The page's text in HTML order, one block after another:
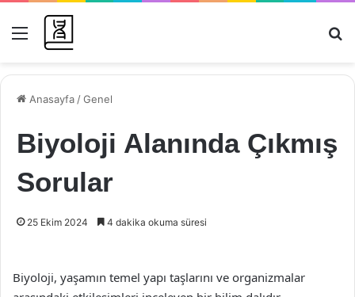
Menü
Anasayfa /Genel
Biyoloji Alanında Çıkmış
Sorular
25 Ekim 2024 4 dakika okuma süresi
Biyoloji, yaşamın temel yapı taşlarını ve organizmalar